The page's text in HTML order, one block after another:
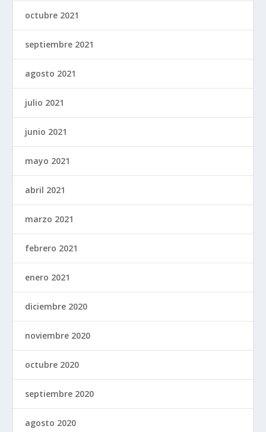
octubre 2021
septiembre 2021
agosto 2021
julio 2021
junio 2021
mayo 2021
abril 2021
marzo 2021
febrero 2021
enero 2021
diciembre 2020
noviembre 2020
octubre 2020
septiembre 2020
agosto 2020